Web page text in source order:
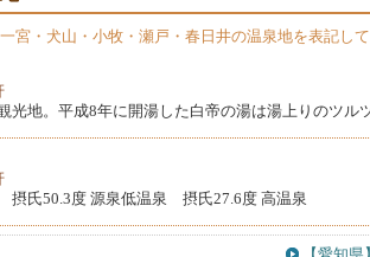
宮・犬山・小牧・瀬戸・春日井の温泉地を表記して
光地。平成8年に開湯した白帝の湯は湯上りのツル
氏50.3度 源泉低温泉 摂氏27.6度 高温泉